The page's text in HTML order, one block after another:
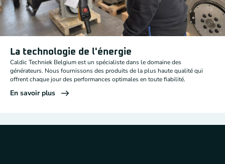
La technologie de l'énergie
Caldic Techniek Belgium est un spécialiste dans le domaine des
générateurs. Nous fournissons des produits de la plus haute qualité qui
offrent chaque jour des performances optimales en toute fiabilité.
En savoir plus